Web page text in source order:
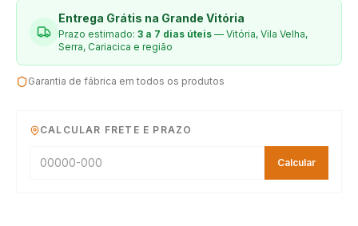
Entrega Grátis na Grande Vitória
Prazo estimado: 3 a 7 dias úteis — Vitória, Vila Velha,
Serra, Cariacica e região
Garantia de fábrica em todos os produtos
CALCULAR FRETE E PRAZO
Calcular